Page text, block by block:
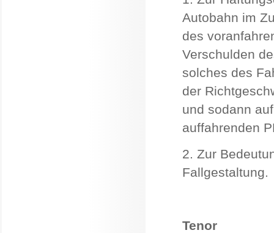
Autobahn im
des
Verschulden
solches des
der
und sodann
auffahrenden
2. Zur
Fallgestaltung.
Tenor